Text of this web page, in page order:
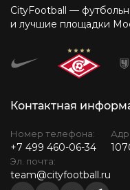
CityFootball —
и лучшие площадки
Контактная
Номер телефона:
+7 499 460-06-34
Эл. почта:
team@cityfootball.ru